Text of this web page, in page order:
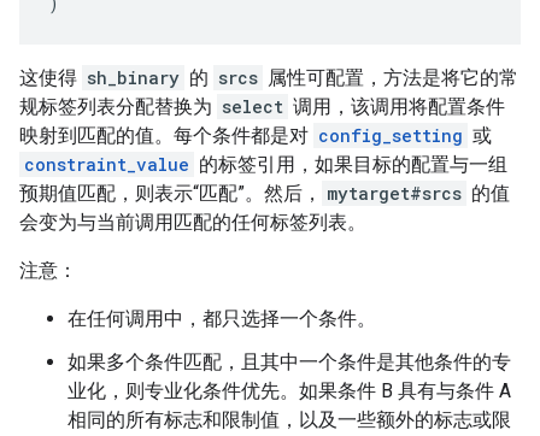
这使得 sh_binary 的 srcs 属性可配置，方法是将它的常
规标签列表分配替换为 select 调用，该调用将配置条件
映射到匹配的值。每个条件都是对 config_setting 或
constraint_value 的标签引用，如果目标的配置与一组
预期值匹配，则表示“匹配”。然后，
mytarget#srcs 的值
会变为与当前调用匹配的任何标签列表。
注意：
在任何调用中，都只选择一个条件。
如果多个条件匹配，且其中一个条件是其他条件的专
业化，则专业化条件优先。如果条件 B 具有与条件 A
相同的所有标志和限制值，以及一些额外的标志或限